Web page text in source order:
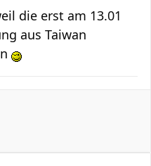
die erst am 13.01
aus Taiwan